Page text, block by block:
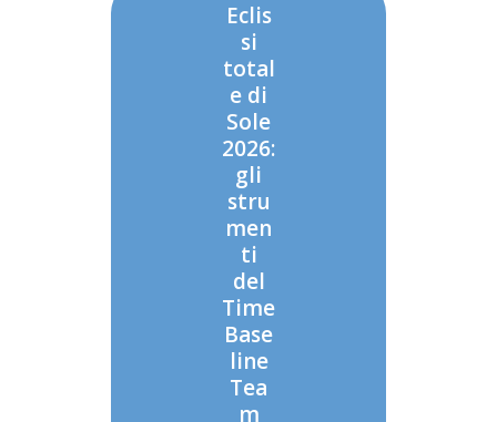
Eclis
si
total
e di
Sole
2026:
gli
stru
men
ti
del
Time
Base
line
Tea
m